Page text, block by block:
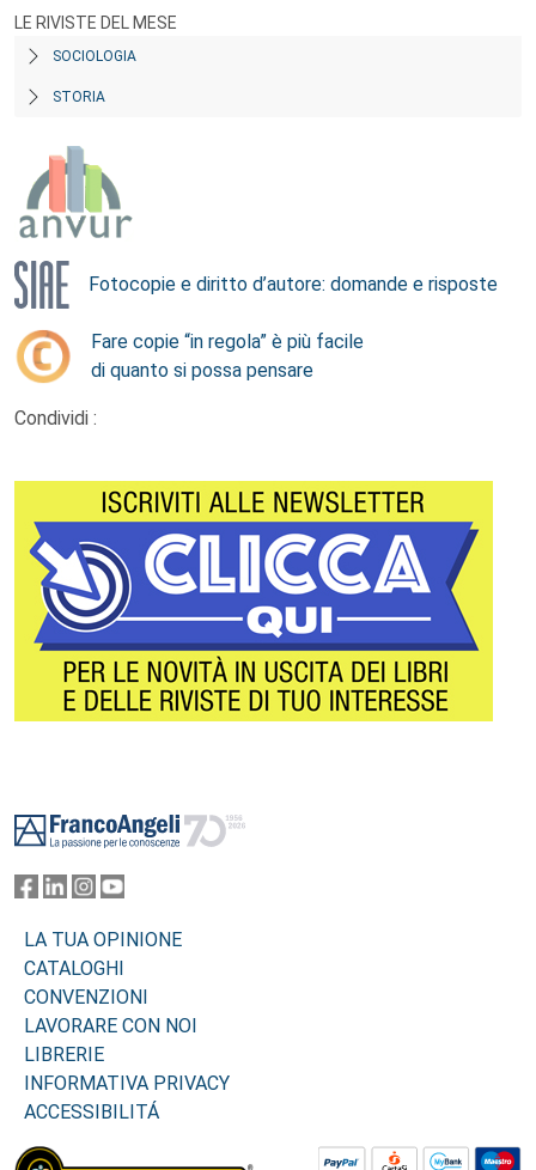
LE RIVISTE DEL MESE
SOCIOLOGIA
STORIA
Fotocopie e diritto d’autore: domande e risposte
Fare copie “in regola” è più facile
di quanto si possa pensare
Condividi :
LA TUA OPINIONE
CATALOGHI
CONVENZIONI
LAVORARE CON NOI
LIBRERIE
INFORMATIVA PRIVACY
ACCESSIBILITÁ